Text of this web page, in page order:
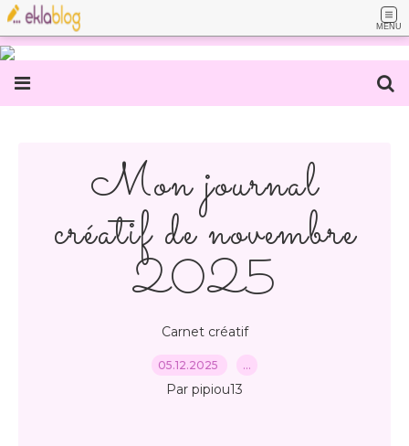
MENU
Mon journal
créatif de novembre
2025
Carnet créatif
05.12.2025 …
Par pipiou13